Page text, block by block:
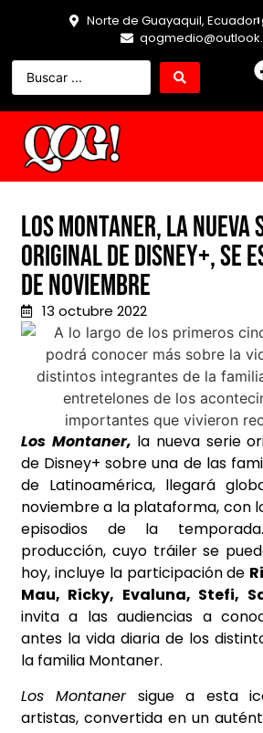
Norte de Guayaquil, Ecuador
Los Montaner, la nueva
original de Disney+, se
de noviembre
13 octubre 2022
Los Montaner, la nueva serie
de Disney+ sobre una de las
de Latinoamérica, llegará
noviembre a la plataforma, con
episodios de la
producción, cuyo tráilerse
hoy, incluye la participación de
Mau, Ricky, Evaluna, Stefi,
invita a las audiencias a
antes la vida diaria de los
la familia Montaner.
Los Montanersigue a esta
artistas, convertida en un